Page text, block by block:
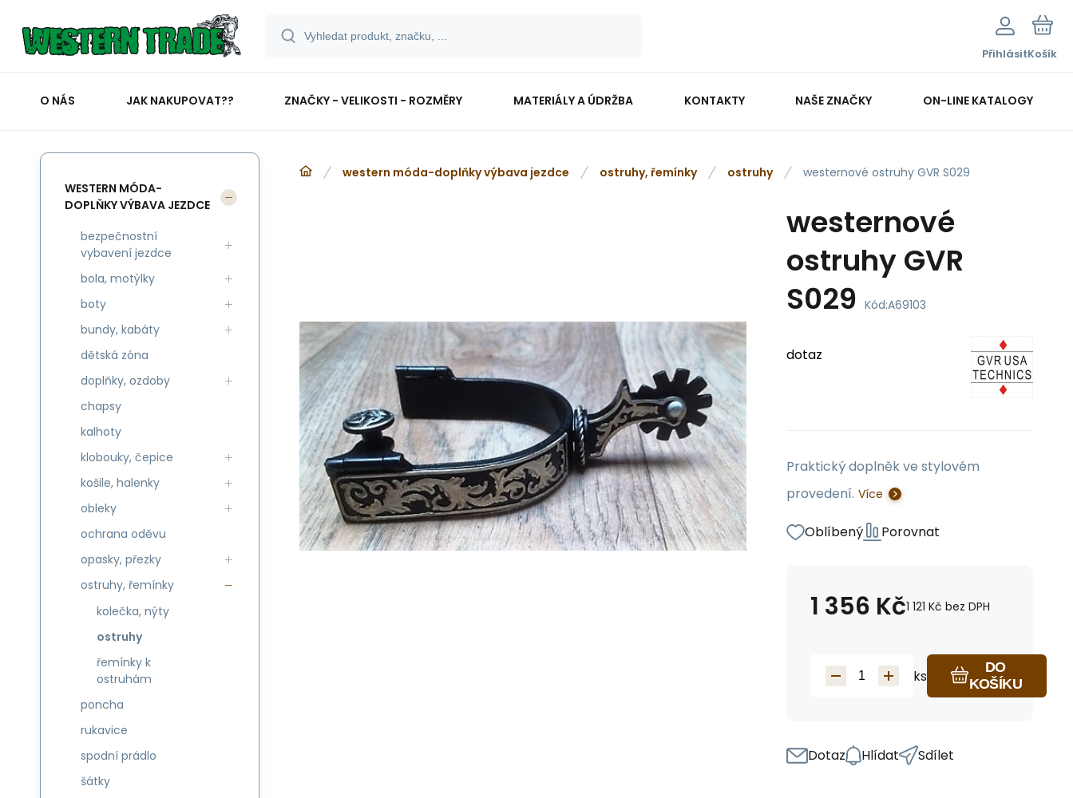
PřihlásitKošík
O NÁS JAK NAKUPOVAT?? ZNAČKY - VELIKOSTI - ROZMĚRY MATERIÁLY A ÚDRŽBA KONTAKTY NAŠE ZNAČKY ON-LINE KATALOGY
western móda-doplňky výbava jezdce ostruhy, řemínky ostruhy westernové ostruhy GVR S029
westernové
ostruhy GVR
S029 Kód:A69103
dotaz
Praktický doplněk ve stylovém
provedení. Více
Oblíbený Porovnat
1 356 Kč1 121 Kč bez DPH
ks
DO
KOŠÍKU
Dotaz Hlídat Sdílet
WESTERN MÓDA-
DOPLŇKY VÝBAVA JEZDCE
bezpečnostní
vybavení jezdce
bola, motýlky
boty
bundy, kabáty
dětská zóna
doplňky, ozdoby
chapsy
kalhoty
klobouky, čepice
košile, halenky
obleky
ochrana oděvu
opasky, přezky
ostruhy, řemínky
kolečka, nýty
ostruhy
řemínky k
ostruhám
poncha
rukavice
spodní prádlo
šátky